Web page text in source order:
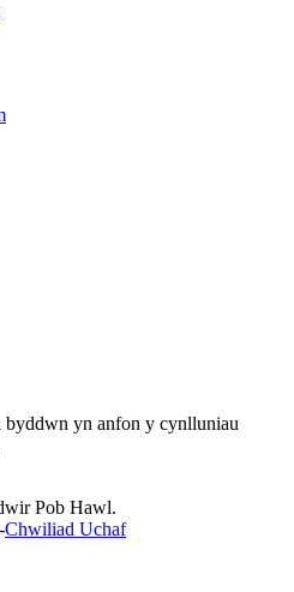
byddwn yn anfon y cynlluniau
Pob Hawl.
-Chwiliad Uchaf